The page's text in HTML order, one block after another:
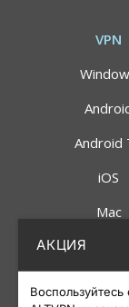
АКЦИЯ
VPN
Android
iOS
Mac